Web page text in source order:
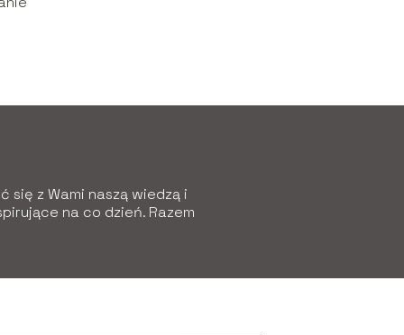
się z Wami naszą wiedzą i
na co dzień. Razem